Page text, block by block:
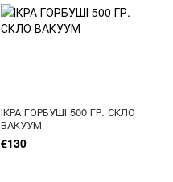
ІКРА ГОРБУШІ 500 ГР. СКЛО
ВАКУУМ
€130